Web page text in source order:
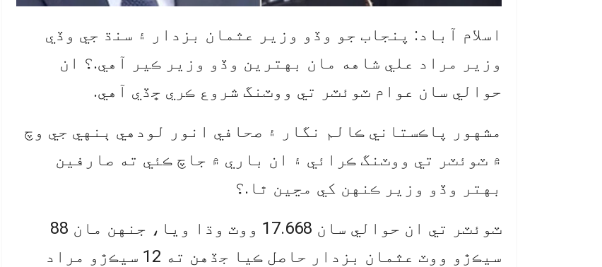
اسلام آباد: پنجاب جو وڏو وزير عثمان بزدار ۽ سنڌ جي وڏي
وزير مراد علي شاهه مان بهترين وڏو وزير ڪير آهي.؟ ان
حوالي سان عوام ٽوئٽر تي ووٽنگ شروع ڪري ڇڏي آهي.
مشهور پاڪستاني ڪالم نگار ۽ صحافي انور لودهي ٻنهي جي وچ
۾ ٽوئٽر تي ووٽنگ ڪرائي ۽ ان باري ۾ جاچ ڪئي ته صارفين
بهتر وڏو وزير ڪنهن کي مڃين ٿا.؟
ٽوئٽر تي ان حوالي سان 17.668 ووٽ وڌا ويا، جنهن مان 88
سيڪڙو ووٽ عثمان بزدار حاصل ڪيا جڏهن ته 12 سيڪڙو مراد